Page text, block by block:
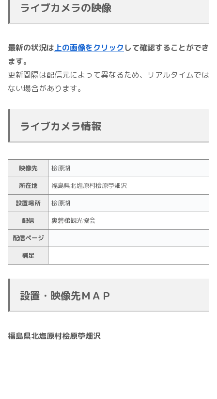
ライブカメラの映像
最新の状況は上の画像をクリック して確認することができ
ます。
更新間隔は配信元によって異なるため、リアルタイムでは
ない場合があります。
ライブカメラ情報
映像先
桧原湖
所在地
福島県北塩原村桧原苧畑沢
設置場所
桧原湖
配信
裏磐梯観光協会
配信ページ
補足
設置・映像先ＭＡＰ
福島県北塩原村桧原苧畑沢